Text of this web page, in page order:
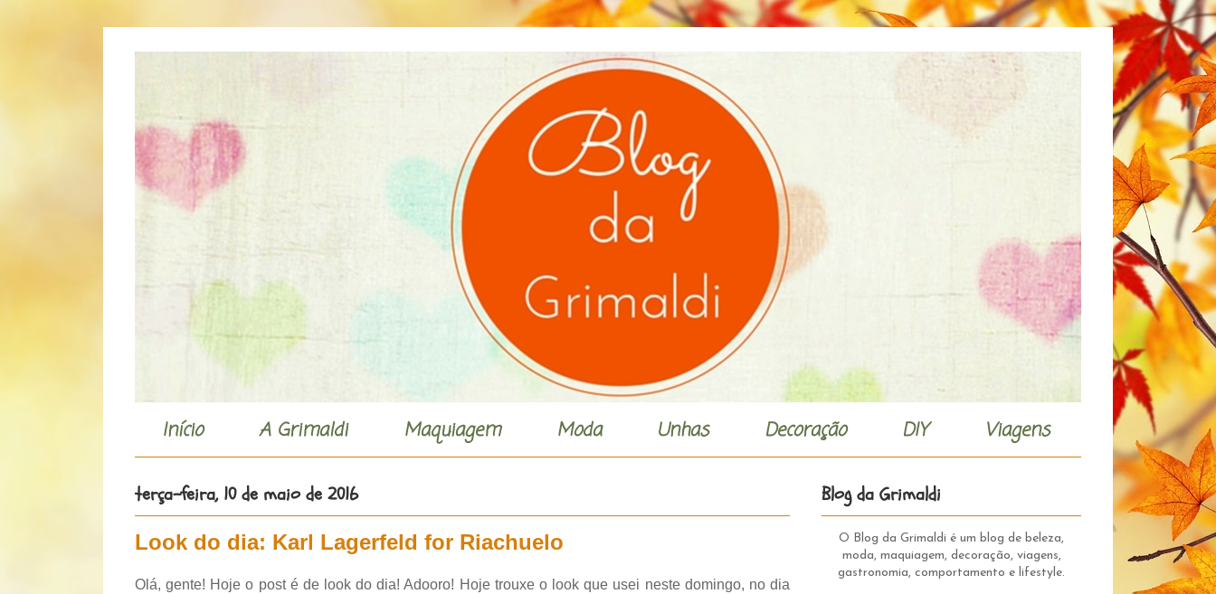
Início A Grimaldi Maquiagem Moda Unhas Decoração DIY Viagens
terça-feira, 10 de maio de 2016
Look do dia: Karl Lagerfeld for Riachuelo
Olá, gente! Hoje o post é de look do dia! Adooro! Hoje trouxe o look que usei neste domingo, no dia
Blog da Grimaldi
O Blog da Grimaldi é um blog de beleza,
moda, maquiagem, decoração, viagens,
gastronomia, comportamento e lifestyle.